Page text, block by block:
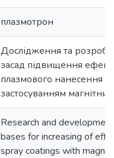
плазмотрон
Дослідження та
засад підвищення
плазмового нанесення
застосуванням
Research and
bases for increasing of
spray coatings with